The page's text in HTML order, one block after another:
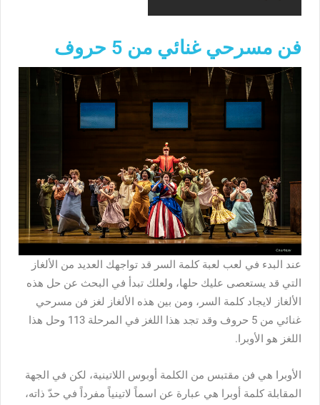
فن مسرحي غنائي من 5 حروف
عند البدء في لعب لعبة كلمة السر قد تواجهك العديد من الألغاز
التي قد يستعصى عليك حلها، ولعلك تبدأ في البحث عن حل هذه
الألغاز لايجاد كلمة السر، ومن بين هذه الألغاز لغز فن مسرحي
غنائي من 5 حروف وقد تجد هذا اللغز في المرحلة 113 وحل هذا
اللغز هو الأوبرا.
الأوبرا هي فن مقتبس من الكلمة أوبوس اللاتينية، لكن في الجهة
المقابلة كلمة أوبرا هي عبارة عن اسماً لاتينياً مفرداً في حدّ ذاته،